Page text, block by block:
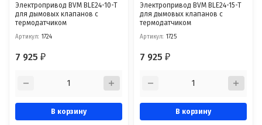
Электропривод BVM BLE24-10-T
для дымовых клапанов с
термодатчиком
Артикул: 1724
7 925₽
В корзину
Электропривод BVM BLE24-15-T
для дымовых клапанов с
термодатчиком
Артикул: 1725
7 925₽
В корзину